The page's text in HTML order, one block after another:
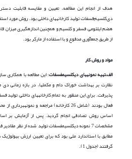
هدف از انجام این مطالعه، تعیین و مقایسه قابلیت
دی‌کلسیم‌فسفات تولید کارخانه­های داخلی بود. روش مورد
هضم ایلئومی فسفر و کلسیم و همچنین اندازه­گیری میزان
از طریق جمع­آوری مدفوع و با استفاده از مارکِر بود.
مواد و روش کار
الف–تهیه نمونه­های دیکلسیم­فسفات­: این مطالعه با همکاری
پذیرفت. برای این منظور به تمام کارخانه­های داخلی تولید
فعال بودند (شامل 26 کارخانه) مراجعه و
مشخصات 7 نمونه دی­کلسیم­فسفات تولید شده از نظر
مطابق با استاندارد ملی بود که برای تعیین ارزش
گرفتند (جدول 1).